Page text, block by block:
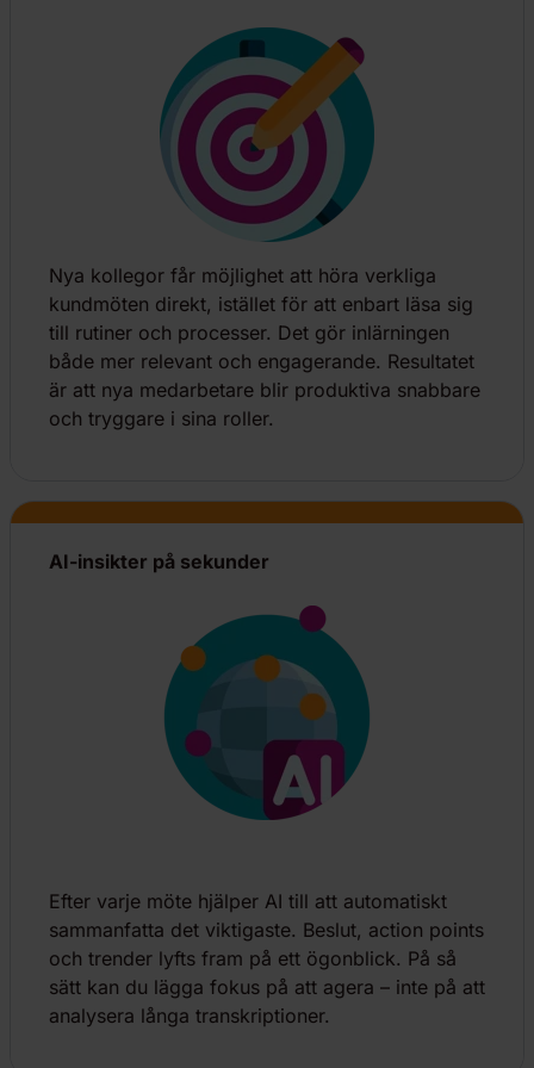
Nya kollegor får möjlighet att höra verkliga
kundmöten direkt, istället för att enbart läsa sig
till rutiner och processer. Det gör inlärningen
både mer relevant och engagerande. Resultatet
är att nya medarbetare blir produktiva snabbare
och tryggare i sina roller.
AI-insikter på sekunder
Efter varje möte hjälper AI till att automatiskt
sammanfatta det viktigaste. Beslut, action points
och trender lyfts fram på ett ögonblick. På så
sätt kan du lägga fokus på att agera – inte på att
analysera långa transkriptioner.